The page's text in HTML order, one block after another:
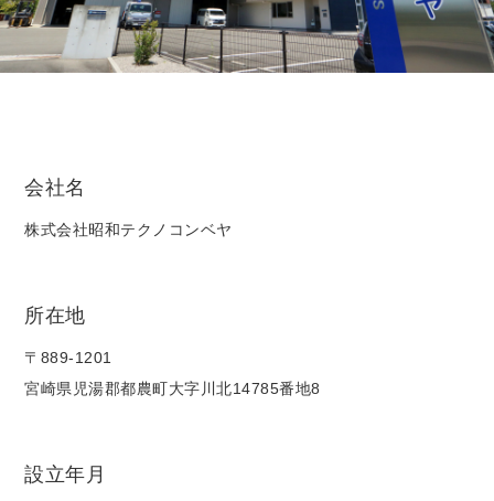
会社名
株式会社昭和テクノコンベヤ
所在地
〒889-1201
宮崎県児湯郡都農町大字川北14785番地8
設立年月